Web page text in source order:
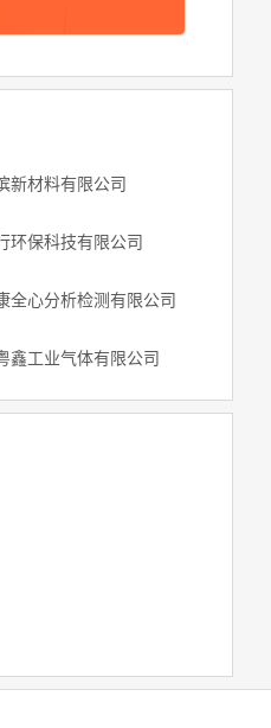
新材料有限公司
环保科技有限公司
全心分析检测有限公司
鑫工业气体有限公司